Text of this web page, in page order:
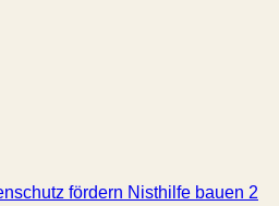
fördern Nisthilfe bauen 2